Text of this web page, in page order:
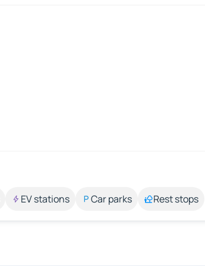
EV stations Car parks Rest stops